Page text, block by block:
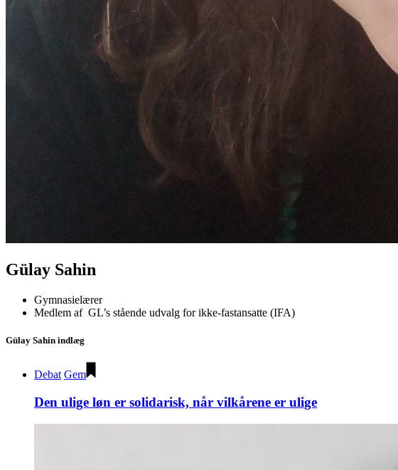
Gülay Sahin
Gymnasielærer
Medlem af GL’s stående udvalg for ikke-fastansatte (IFA)
Gülay Sahin indlæg
Debat Gem
Den ulige løn er solidarisk, når vilkårene er ulige